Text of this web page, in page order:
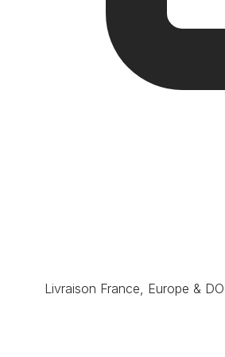
Livraison France, Europe &